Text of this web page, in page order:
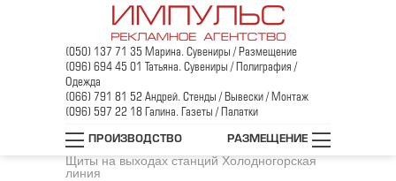
(050) 137 71 35 Марина. Сувениры / Размещение
(096) 694 45 01 Татьяна. Сувениры / Полиграфия /
Одежда
(066) 791 81 52 Андрей. Стенды / Вывески / Монтаж
(096) 597 22 18 Галина. Газеты / Палатки
ПРОИЗВОДСТВО РАЗМЕЩЕНИЕ
Главная / Реклама в метро
/
Щиты на выходах станций
Щиты на выходах станций Холодногорская
линия